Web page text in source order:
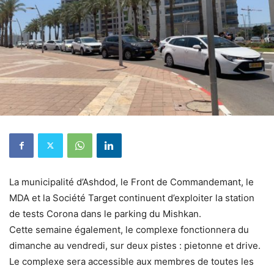
La municipalité d’Ashdod, le Front de Commandemant, le
MDA et la Société Target continuent d’exploiter la station
de tests Corona dans le parking du Mishkan.
Cette semaine également, le complexe fonctionnera du
dimanche au vendredi, sur deux pistes : pietonne et drive.
Le complexe sera accessible aux membres de toutes les